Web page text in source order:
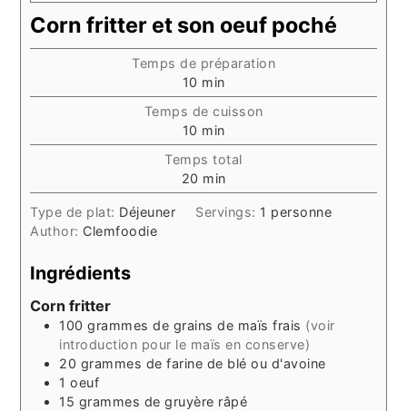
Corn fritter et son oeuf poché
Temps de préparation
10 minutes
min
Temps de cuisson
10 minutes
min
Temps total
20 minutes
min
Type de plat: Déjeuner Servings: 1 personne
Author: Clemfoodie
Ingrédients
Corn fritter
100 grammes de grains de maïs frais (voir
introduction pour le maïs en conserve)
20 grammes de farine de blé ou d'avoine
1 oeuf
15 grammes de gruyère râpé